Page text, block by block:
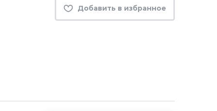
Добавить в избранное